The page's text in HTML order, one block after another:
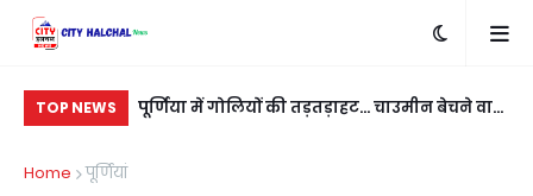
TOP NEWS
बदला लेने के लिए
पूर्णिया में गोलियों की तड़तड़ाहट... चाउमीन बेचने वाले
Home
पूर्णियां